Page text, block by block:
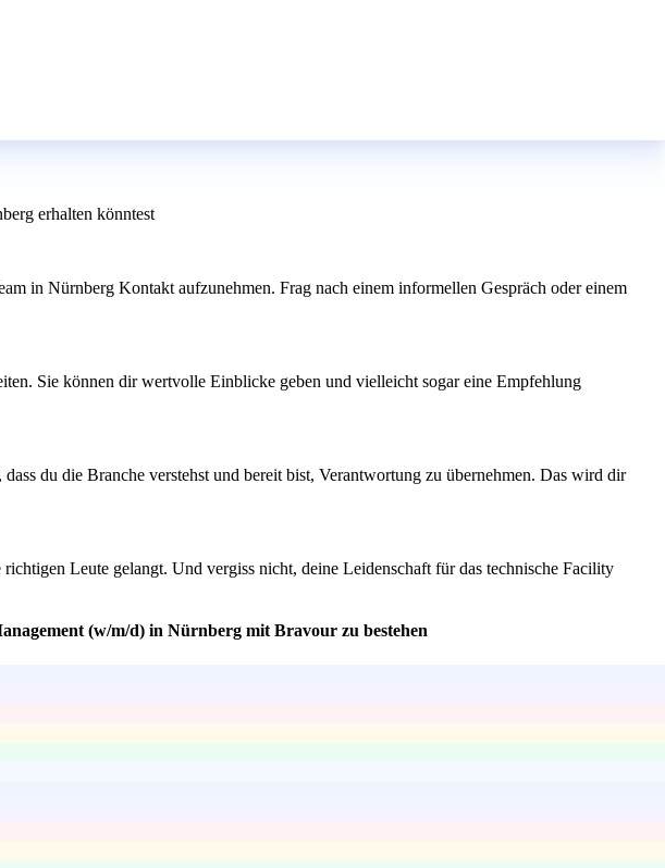
erhalten könntest
in Nürnberg Kontakt aufzunehmen. Frag nach einem informellen Gespräch oder einem
Sie können dir wertvolle Einblicke geben und vielleicht sogar eine Empfehlung
du die Branche verstehst und bereit bist, Verantwortung zu übernehmen. Das wird dir
Leute gelangt. Und vergiss nicht, deine Leidenschaft für das technische Facility
(w/m/d) in Nürnberg mit Bravour zu bestehen